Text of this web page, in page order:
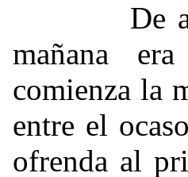
De
mañana
comienza la
entre el
ofrenda al